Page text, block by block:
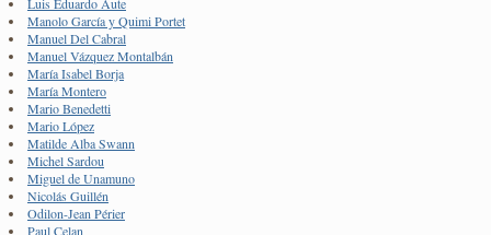
Luis Eduardo Aute
Manolo García y Quimi Portet
Manuel Del Cabral
Manuel Vázquez Montalbán
María Isabel Borja
María Montero
Mario Benedetti
Mario López
Matilde Alba Swann
Michel Sardou
Miguel de Unamuno
Nicolás Guillén
Odilon-Jean Périer
Paul Celan